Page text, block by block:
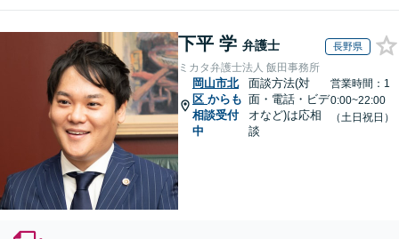
下平 学 弁護士 長野県
ミカタ弁護士法人 飯田事務所
岡山市北
区 からも
相談受付
中
面談方法(対
面・電話・ビデ
オなど)は応相
談
営業時間：1
0:00~22:00
（土日祝日）